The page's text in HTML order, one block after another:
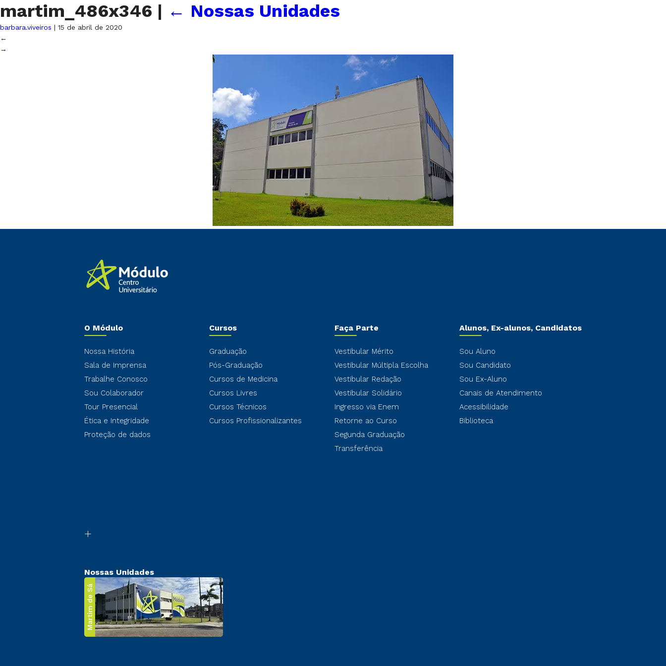
martim_486x346 | ← Nossas Unidades
barbara.viveiros | 15 de abril de 2020
←
→
O Módulo
Nossa História
Sala de Imprensa
Trabalhe Conosco
Sou Colaborador
Tour Presencial
Ética e Integridade
Proteção de dados
Cursos
Graduação
Pós-Graduação
Cursos de Medicina
Cursos Livres
Cursos Técnicos
Cursos Profissionalizantes
Faça Parte
Vestibular Mérito
Vestibular Múltipla Escolha
Vestibular Redação
Vestibular Solidário
Ingresso via Enem
Retorne ao Curso
Segunda Graduação
Transferência
Alunos, Ex-alunos, Candidatos
Sou Aluno
Sou Candidato
Sou Ex-Aluno
Canais de Atendimento
Acessibilidade
Biblioteca
Nossas Unidades
Martim de Sá